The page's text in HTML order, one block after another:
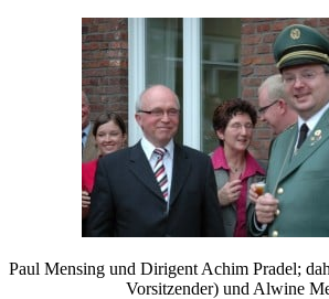
Paul Mensing und Dirigent Achim Pradel;
Vorsitzender) und Alwine